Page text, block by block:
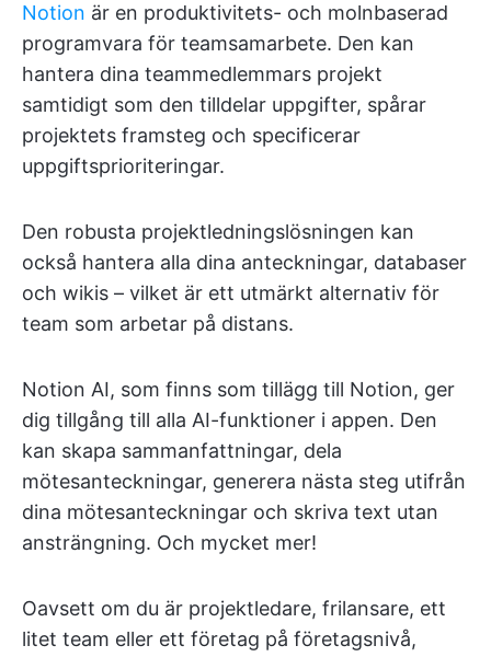
Notion är en produktivitets- och molnbaserad
programvara för teamsamarbete. Den kan
hantera dina teammedlemmars projekt
samtidigt som den tilldelar uppgifter, spårar
projektets framsteg och specificerar
uppgiftsprioriteringar.
Den robusta projektledningslösningen kan
också hantera alla dina anteckningar, databaser
och wikis – vilket är ett utmärkt alternativ för
team som arbetar på distans.
Notion AI, som finns som tillägg till Notion, ger
dig tillgång till alla AI-funktioner i appen. Den
kan skapa sammanfattningar, dela
mötesanteckningar, generera nästa steg utifrån
dina mötesanteckningar och skriva text utan
ansträngning. Och mycket mer!
Oavsett om du är projektledare, frilansare, ett
litet team eller ett företag på företagsnivå,